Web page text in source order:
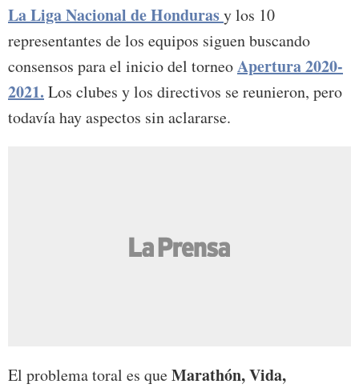
La Liga Nacional de Hondurasy los 10
representantes de los equipos siguen buscando
consensos para el inicio del torneoApertura 2020-
2021. Los clubes y los directivos se reunieron, pero
todavía hay aspectos sin aclararse.
El problema toral es queMarathón, Vida,